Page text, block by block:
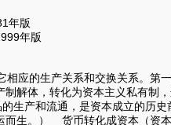
年版
年版
应的生产关系和交换关系。第
解体，转化为资本主义私有制
产和流通，是资本成立的历
而生。） 货币转化成资本（资